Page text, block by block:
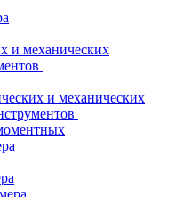
и механических
и механических